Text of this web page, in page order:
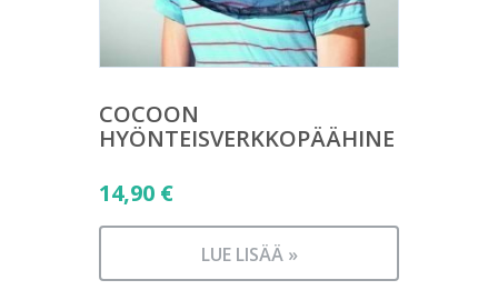
COCOON
HYÖNTEISVERKKOPÄÄHINE
14,90 €
LUE LISÄÄ »